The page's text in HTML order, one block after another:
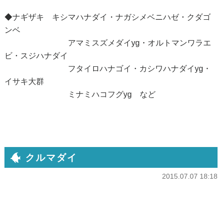
◆ナギザキ キシマハナダイ・ナガシメベニハゼ・クダゴ
ンベ
アマミスズメダイyg・オルトマンワラエ
ビ・スジハナダイ
フタイロハナゴイ・カシワハナダイyg・
イサキ大群
ミナミハコフグyg など
クルマダイ
2015.07.07 18:18